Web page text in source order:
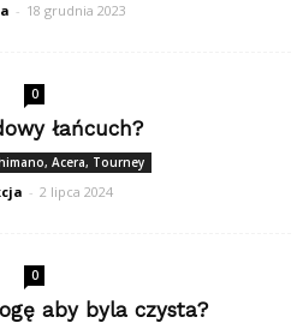
- 18 grudnia 2023
0
łańcuch?
Acera, Tourney
- 2 lipca 2024
0
aby byla czysta?